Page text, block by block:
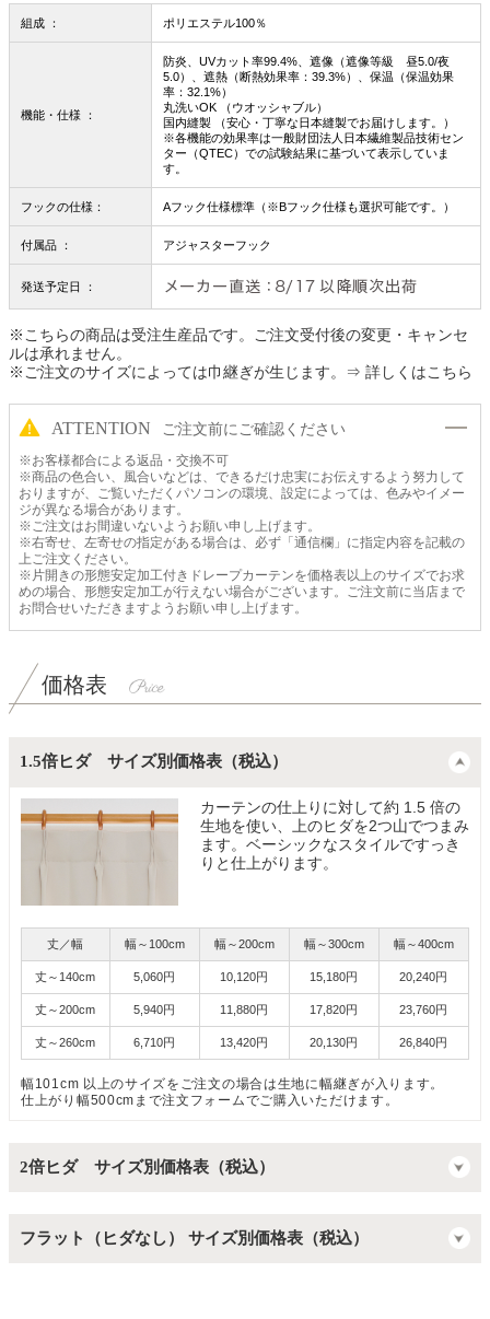
組成 ： ポリエステル100％
機能・仕様 ：
防炎、UVカット率99.4%、遮像（遮像等級 昼5.0/夜
5.0）、遮熱（断熱効果率：39.3%）、保温（保温効果
率：32.1%）
丸洗いOK （ウオッシャブル）
国内縫製 （安心・丁寧な日本縫製でお届けします。）
※各機能の効果率は一般財団法人日本繊維製品技術セン
ター（QTEC）での試験結果に基づいて表示していま
す。
フックの仕様： Aフック仕様標準（※Bフック仕様も選択可能です。）
付属品 ： アジャスターフック
発送予定日 ：
※こちらの商品は受注生産品です。ご注文受付後の変更・キャンセ
ルは承れません。
※ご注文のサイズによっては巾継ぎが生じます。
⇒ 詳しくはこちら
ATTENTION ご注文前にご確認ください
※お客様都合による返品・交換不可
※商品の色合い、風合いなどは、できるだけ忠実にお伝えするよう努力して
おりますが、ご覧いただくパソコンの環境、設定によっては、色みやイメー
ジが異なる場合があります。
※ご注文はお間違いないようお願い申し上げます。
※右寄せ、左寄せの指定がある場合は、必ず「通信欄」に指定内容を記載の
上ご注文ください。
※片開きの形態安定加工付きドレープカーテンを価格表以上のサイズでお求
めの場合、形態安定加工が行えない場合がございます。ご注文前に当店まで
お問合せいただきますようお願い申し上げます。
価格表
1.5倍ヒダ サイズ別価格表（税込）
カーテンの仕上りに対して約 1.5 倍の
生地を使い、上のヒダを2つ山でつまみ
ます。ベーシックなスタイルですっき
りと仕上がります。
丈／幅
丈～140cm
丈～200cm
丈～260cm
幅～100cm
5,060円
5,940円
6,710円
幅～200cm
10,120円
11,880円
13,420円
幅～300cm
15,180円
17,820円
20,130円
幅～400cm
20,240円
23,760円
26,840円
幅101cm 以上のサイズをご注文の場合は生地に幅継ぎが入ります。
仕上がり幅500cmまで注文フォームでご購入いただけます。
2倍ヒダ サイズ別価格表（税込）
フラット（ヒダなし） サイズ別価格表（税込）